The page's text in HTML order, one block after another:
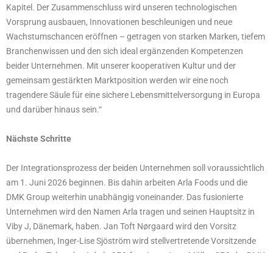
Kapitel. Der Zusammenschluss wird unseren technologischen
Vorsprung ausbauen, Innovationen beschleunigen und neue
Wachstumschancen eröffnen – getragen von starken Marken, tiefem
Branchenwissen und den sich ideal ergänzenden Kompetenzen
beider Unternehmen. Mit unserer kooperativen Kultur und der
gemeinsam gestärkten Marktposition werden wir eine noch
tragendere Säule für eine sichere Lebensmittelversorgung in Europa
und darüber hinaus sein.“
Nächste Schritte
Der Integrationsprozess der beiden Unternehmen soll voraussichtlich
am 1. Juni 2026 beginnen. Bis dahin arbeiten Arla Foods und die
DMK Group weiterhin unabhängig voneinander. Das fusionierte
Unternehmen wird den Namen Arla tragen und seinen Hauptsitz in
Viby J, Dänemark, haben. Jan Toft Nørgaard wird den Vorsitz
übernehmen, Inger-Lise Sjöström wird stellvertretende Vorsitzende